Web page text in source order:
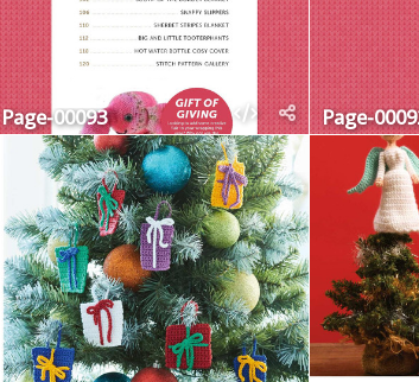
Page-00093 Page-